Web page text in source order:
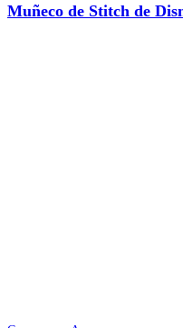
Muñeco de Stitch de